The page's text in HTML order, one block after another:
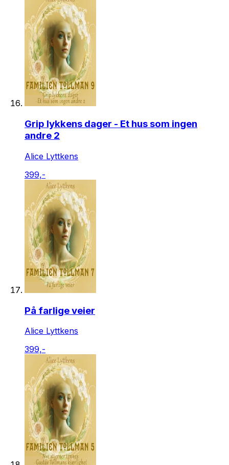
Grip lykkens dager - Et hus som ingen
andre 2
Alice Lyttkens
399,-
På farlige veier
Alice Lyttkens
399,-